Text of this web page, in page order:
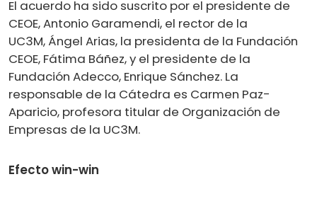
El acuerdo ha sido suscrito por el presidente de
CEOE, Antonio Garamendi, el rector de la
UC3M, Ángel Arias, la presidenta de la Fundación
CEOE, Fátima Báñez, y el presidente de la
Fundación Adecco, Enrique Sánchez. La
responsable de la Cátedra es Carmen Paz-
Aparicio, profesora titular de Organización de
Empresas de la UC3M.
Efecto win-win